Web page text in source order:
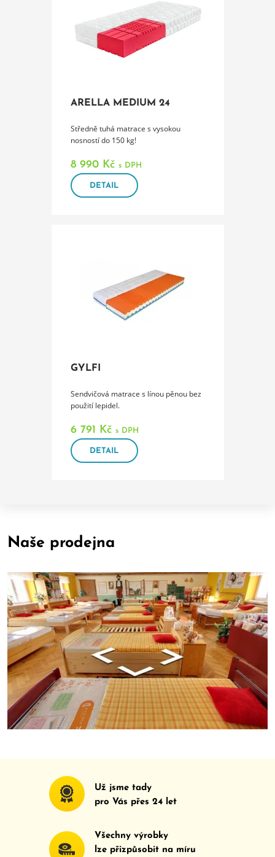
ARELLA MEDIUM 24
Středně tuhá matrace s vysokou
nosností do 150 kg!
8 990 Kč s DPH
DETAIL
GYLFI
Sendvičová matrace s línou pěnou bez
použití lepidel.
6 791 Kč s DPH
DETAIL
Naše prodejna
Už jsme tady
pro Vás přes 24let
Všechny výrobky
lze přizpůsobit na míru